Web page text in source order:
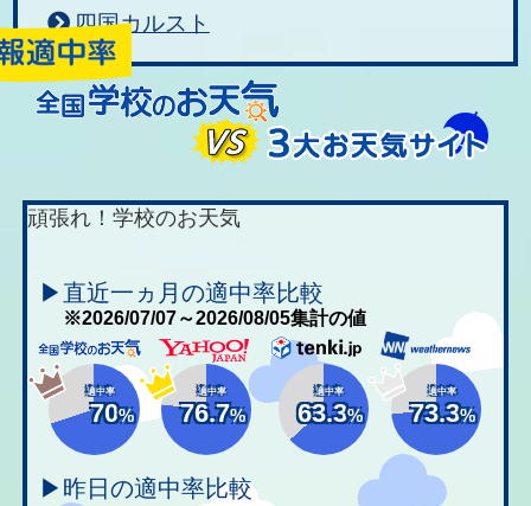
四国カルスト
頑張れ！学校のお天気
▶直近一ヵ月の適中率比較
※2026/07/07～2026/08/05集計の値
適中率
70%
適中率
76.7%
適中率
63.3%
適中率
73.3%
▶昨日の適中率比較